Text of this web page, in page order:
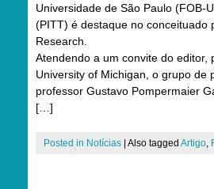
Universidade de São Paulo (FOB-
(PITT) é destaque no conceituado
Research.
Atendendo a um convite do editor,
University of Michigan, o grupo de
professor Gustavo Pompermaier
[…]
Posted in Notícias Also tagged Artigo,